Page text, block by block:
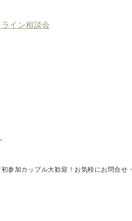
イン相談会
参加カップル大歓迎！お気軽にお問合せ